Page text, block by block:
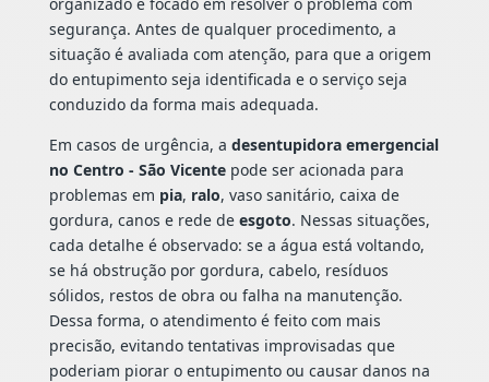
segurança. Antes de qualquer procedimento, a
situação é avaliada com atenção, para que a origem
do entupimento seja identificada e o serviço seja
conduzido da forma mais adequada.
Em casos de urgência, a desentupidora emergencial
no Centro - São Vicentepode ser acionada para
problemas em pia, ralo, vaso sanitário, caixa de
gordura, canos e rede de esgoto. Nessas situações,
cada detalhe é observado: se a água está voltando,
se há obstrução por gordura, cabelo, resíduos
sólidos, restos de obra ou falha na manutenção.
Dessa forma, o atendimento é feito com mais
precisão, evitando tentativas improvisadas que
poderiam piorar o entupimento ou causar danos na